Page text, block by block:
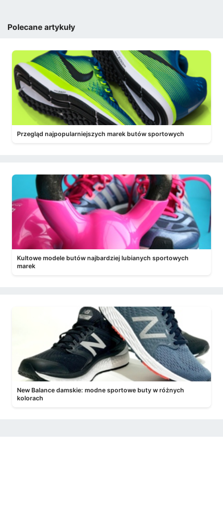
Polecane artykuły
Przegląd najpopularniejszych marek butów sportowych
Kultowe modele butów najbardziej lubianych sportowych
marek
New Balance damskie: modne sportowe buty w różnych
kolorach